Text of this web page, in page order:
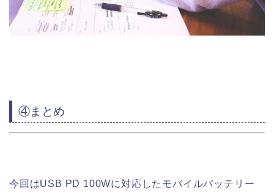
④まとめ
今回はUSB PD 100Wに対応したモバイルバッテリー